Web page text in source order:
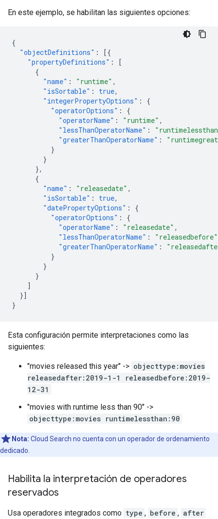
En este ejemplo, se habilitan las siguientes opciones:
{
"objectDefinitions" :
[{
"propertyDefinitions" :
[
{
"name" : "runtime" ,
"isSortable" : true,
"integerPropertyOptions" :
{
"operatorOptions" :
{
"operatorName" : "runtime" ,
"lessThanOperatorName" :
"greaterThanOperatorName" :
}
}
},
{
"name" : "releasedate" ,
"isSortable" : true,
"datePropertyOptions" :
{
"operatorOptions" :
{
"operatorName" : "releasedate" ,
"lessThanOperatorName" :
"releasedbefore"
"greaterThanOperatorName" :
}
}
}
]
}]
}
Esta configuración permite interpretaciones como las
siguientes:
"movies released this year" -> objecttype:movies
releasedafter:2019-1-1 releasedbefore:2019-
12-31
"movies with runtime less than 90" ->
objecttype:movies runtimelessthan:90
Nota: Cloud Search no cuenta con un operador de ordenamiento
dedicado.
Habilita la interpretación de operadores
reservados
Usa operadores integrados como type , before , after